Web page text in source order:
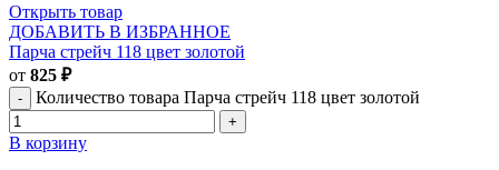
Открыть товар
ДОБАВИТЬ В ИЗБРАННОЕ
Парча стрейч 118 цвет золотой
от 825 ₽
Количество товара Парча стрейч 118 цвет золотой
В корзину